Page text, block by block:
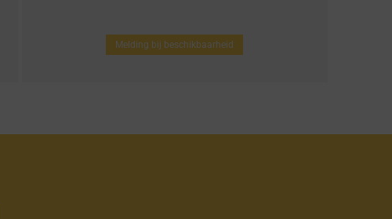
Melding bij beschikbaarheid